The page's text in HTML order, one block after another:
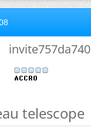
invite757da740
telescope